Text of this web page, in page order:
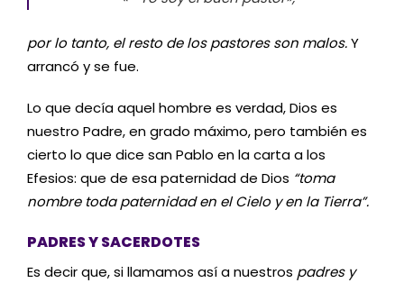
por lo tanto, el resto de los pastores son malos.Y
arrancó y se fue.
Lo que decía aquel hombre es verdad, Dios es
nuestro Padre, en grado máximo, pero también es
cierto lo que dice san Pablo en la carta a los
Efesios: que de esa paternidad de Dios “toma
nombre toda paternidad en el Cielo y en la Tierra”.
PADRES Y SACERDOTES
Es decir que, si llamamos así a nuestros padres y